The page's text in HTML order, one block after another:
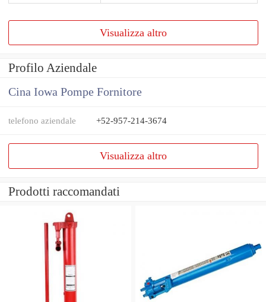
Visualizza altro
Profilo Aziendale
Cina Iowa Pompe Fornitore
telefono aziendale +52-957-214-3674
Visualizza altro
Prodotti raccomandati